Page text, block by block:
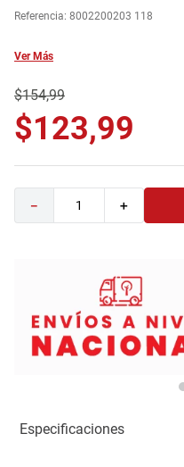
Referencia: 8002200203 118
Ver Más
$154,99
$123,99
＋
－
Especificaciones
7.
havana master
10
sofa